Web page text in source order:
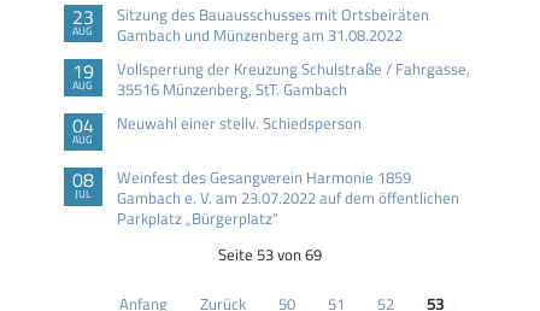
23
AUG
Sitzung des Bauausschusses mit Ortsbeiräten
Gambach und Münzenberg am 31.08.2022
19
AUG
Vollsperrung der Kreuzung Schulstraße / Fahrgasse,
35516 Münzenberg, StT. Gambach
04
AUG
Neuwahl einer stellv. Schiedsperson
08
JUL
Weinfest des Gesangverein Harmonie 1859
Gambach e. V. am 23.07.2022 auf dem öffentlichen
Parkplatz „Bürgerplatz“
Seite 53 von 69
Anfang Zurück 50 51 52
53